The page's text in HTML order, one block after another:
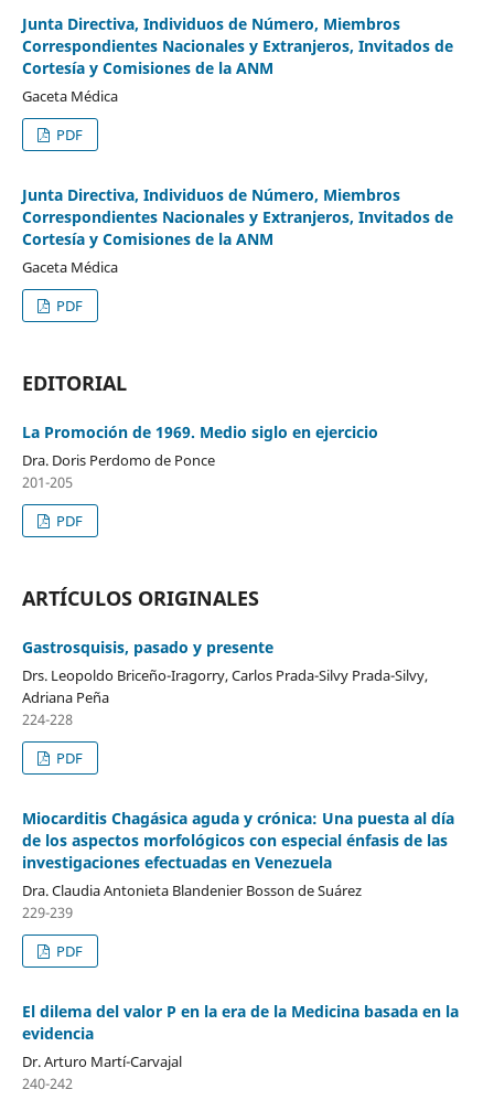
Junta Directiva, Individuos de Número, Miembros
Correspondientes Nacionales y Extranjeros, Invitados de
Cortesía y Comisiones de la ANM
Gaceta Médica
PDF
Junta Directiva, Individuos de Número, Miembros
Correspondientes Nacionales y Extranjeros, Invitados de
Cortesía y Comisiones de la ANM
Gaceta Médica
PDF
EDITORIAL
La Promoción de 1969. Medio siglo en ejercicio
Dra. Doris Perdomo de Ponce
201-205
PDF
ARTÍCULOS ORIGINALES
Gastrosquisis, pasado y presente
Drs. Leopoldo Briceño-Iragorry, Carlos Prada-Silvy Prada-Silvy,
Adriana Peña
224-228
PDF
Miocarditis Chagásica aguda y crónica: Una puesta al día
de los aspectos morfológicos con especial énfasis de las
investigaciones efectuadas en Venezuela
Dra. Claudia Antonieta Blandenier Bosson de Suárez
229-239
PDF
El dilema del valor P en la era de la Medicina basada en la
evidencia
Dr. Arturo Martí-Carvajal
240-242